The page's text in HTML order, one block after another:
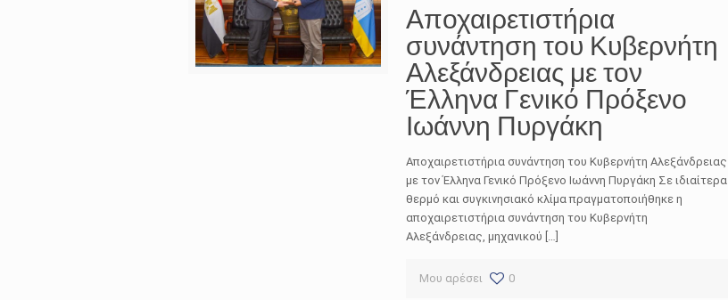
Αποχαιρετιστήρια
συνάντηση του Κυβερνήτη
Αλεξάνδρειας με τον
Έλληνα Γενικό Πρόξενο
Ιωάννη Πυργάκη
Αποχαιρετιστήρια συνάντηση του Κυβερνήτη Αλεξάνδρειας
με τον Έλληνα Γενικό Πρόξενο Ιωάννη Πυργάκη Σε ιδιαίτερα
θερμό και συγκινησιακό κλίμα πραγματοποιήθηκε η
αποχαιρετιστήρια συνάντηση του Κυβερνήτη
Αλεξάνδρειας, μηχανικού […]
Μου αρέσει 0